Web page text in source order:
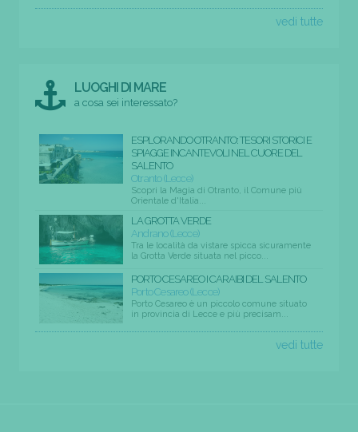
vedi tutte
LUOGHI DI MARE
a cosa sei interessato?
ESPLORANDO OTRANTO: TESORI STORICI E
SPIAGGE INCANTEVOLI NEL CUORE DEL
SALENTO
Otranto (Lecce)
Scopri la Magia di Otranto, il Comune più
Orientale d'Italia...
LA GROTTA VERDE
Andrano (Lecce)
Tra le località da vistare spicca sicuramente
la Grotta Verde situata nel picco...
PORTO CESAREO I CARAIBI DEL SALENTO
Porto Cesareo (Lecce)
Porto Cesareo è un piccolo comune situato
in provincia di Lecce e più precisam...
vedi tutte